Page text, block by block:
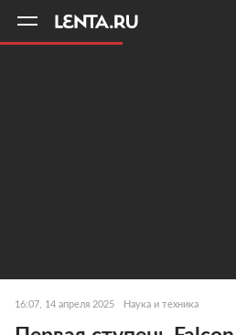
16:07, 14 апреля 2025 Наука и техника